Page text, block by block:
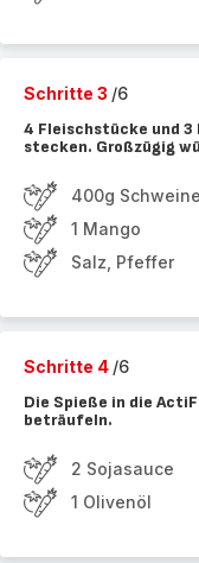
Schritte 3 /6
4 Fleischstücke und
stecken. Großzügig
400g
1 Mango
Salz, Pfeffer
Schritte 4 /6
Die Spieße in die
beträufeln.
2 Sojasauce
1 Olivenöl